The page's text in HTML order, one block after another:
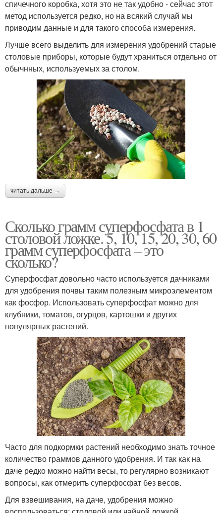
спичечного коробка, хотя это не так удобно - сейчас этот
метод используется редко, но на всякий случай мы
приводим данные и для такого способа измерения.
Лучше всего выделить для измерения удобрений старые
столовые приборы, которые будут храниться отдельно от
обычнных, используемых за столом.
читать дальше →
Сколько грамм суперфосфата в 1
столовой ложке. 5, 10, 15, 20, 30, 60
грамм суперфосфата – это
сколько?
Суперфосфат довольно часто используется дачниками
для удобрения почвы таким полезным микроэлементом
как фосфор. Использовать суперфосфат можно для
клубники, томатов, огурцов, картошки и других
популярных растений.
Часто для подкормки растений необходимо знать точное
количество граммов данного удобрения. И так как на
даче редко можно найти весы, то регулярно возникают
вопросы, как отмерить суперфосфат без весов.
Для взвешивания, на даче, удобрения можно